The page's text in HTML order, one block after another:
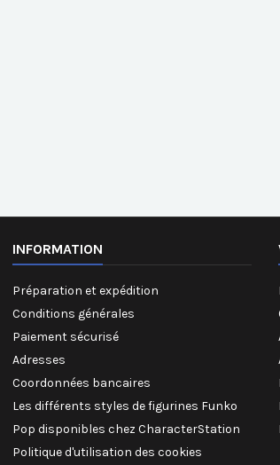
INFORMATION
Préparation et expédition
Conditions générales
Paiement sécurisé
Adresses
Coordonnées bancaires
Les différents styles de figurines Funko
Pop disponibles chez CharacterStation
Politique d'utilisation des cookies